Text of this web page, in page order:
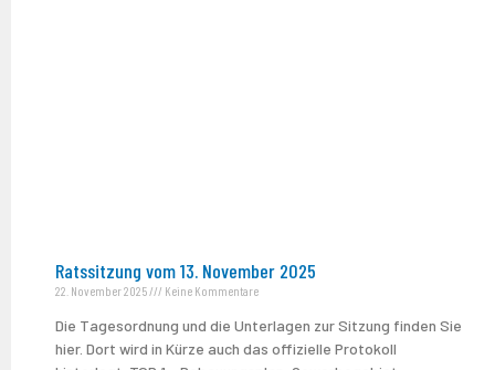
Ratssitzung vom 13. November 2025
22. November 2025 Keine Kommentare
Die Tagesordnung und die Unterlagen zur Sitzung finden Sie
hier. Dort wird in Kürze auch das offizielle Protokoll